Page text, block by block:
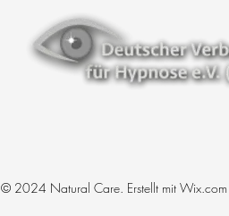
© 2024 Natural Care. Erstellt mit Wix.com